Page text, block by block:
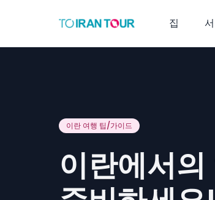
집
이란 여행 팁/가이드
이란에서